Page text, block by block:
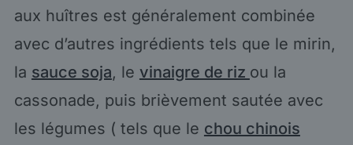
aux huîtres est généralement combinée
avec d’autres ingrédients tels que le mirin,
la sauce soja, le vinaigre de riz ou la
cassonade, puis brièvement sautée avec
les légumes ( tels que le chou chinois